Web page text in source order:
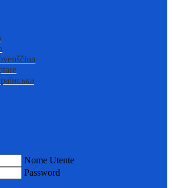
Nome Utente
Password